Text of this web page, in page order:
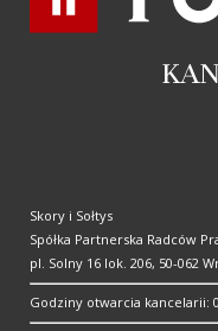
Skory i Sołtys
Spółka Partnerska Radców
pl. Solny 16 lok. 206, 50-062
Godziny otwarcia kancelarii: